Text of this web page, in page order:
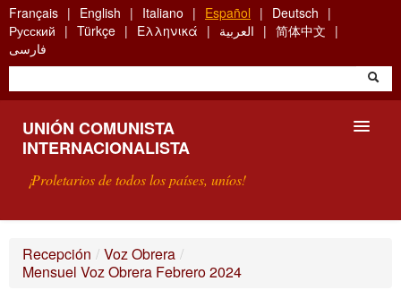
Skip
to
main
content
Français English Italiano Español
Deutsch
Русский
Türkçe Ελληνικά العربية
简体中文
فارسی
UNIÓN COMUNISTA
INTERNACIONALISTA
¡Proletarios de todos los países, uníos!
¿QUÉ ES LA UCI?
Recepción / Voz Obrera /
Mensuel Voz Obrera Febrero 2024